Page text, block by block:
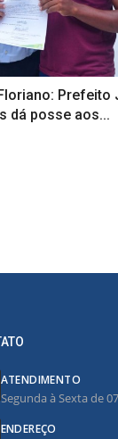
Prefeito
dá posse aos...
ATENDIMENTO
Segunda à Sexta de
ENDEREÇO